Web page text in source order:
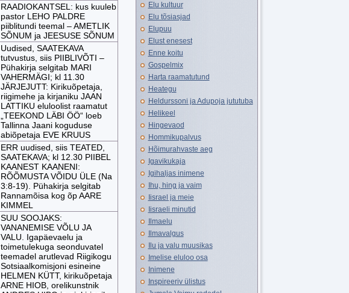
RAADIOKANTSEL: kus kuuleb
pastor LEHO PALDRE
piiblitundi teemal – AMETLIK
SÕNUM ja JEESUSE SÕNUM
Uudised, SAATEKAVA
tutvustus, siis PIIBLIVÕTI –
Pühakirja selgitab MARI
VAHERMÄGI; kl 11.30
JÄRJEJUTT: Kirikuõpetaja,
riigimehe ja kirjaniku JAAN
LATTIKU eluloolist raamatut
„TEEKOND LÄBI ÖÖ“ loeb
Tallinna Jaani koguduse
abiõpetaja EVE KRUUS
ERR uudised, siis TEATED,
SAATEKAVA; kl 12.30 PIIBEL
KAANEST KAANENI:
RÕÕMUSTA VÕIDU ÜLE (Na
3:8-19). Pühakirja selgitab
Rannamõisa kog õp AARE
KIMMEL
SUU SOOJAKS:
VANANEMISE VÕLU JA
VALU. Igapäevaelu ja
toimetulekuga seonduvatel
teemadel arutlevad Riigikogu
Sotsiaalkomisjoni esineine
HELMEN KÜTT, kirikuõpetaja
ARNE HIOB, orelikunstnik
Elu kultuur
Elu tõsiasjad
Elupuu
Elust enesest
Enne koitu
Gospelmix
Harta raamatutund
Heategu
Heldurssoni ja Adupoja jututuba
Helikeel
Hingevaod
Hommikupalvus
Hõimurahvaste aeg
Igavikukaja
Igihaljas inimene
Ihu, hing ja vaim
Iisrael ja meie
Iisraeli minutid
Ilmaelu
Ilmavalgus
Ilu ja valu muusikas
Imelise eluloo osa
Inimene
Inspireeriv ülistus